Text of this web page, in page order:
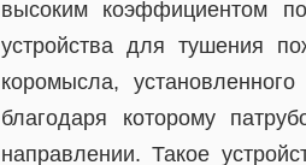
высоким коэффициентом
устройства для тушения
коромысла,
благодаря которому
направлении. Такое